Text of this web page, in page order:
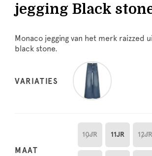
jegging Black
Monaco jegging van het merk raizzed
black stone.
VARIATIES
MAAT
10JR 11JR 12JR